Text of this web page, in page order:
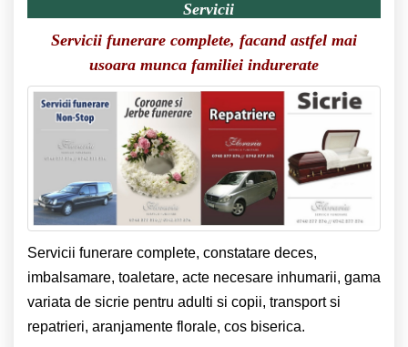
Servicii
Servicii funerare complete, facand astfel mai
usoara munca familiei indurerate
Servicii funerare complete, constatare deces,
imbalsamare, toaletare, acte necesare inhumarii, gama
variata de sicrie pentru adulti si copii, transport si
repatrieri, aranjamente florale, cos biserica.